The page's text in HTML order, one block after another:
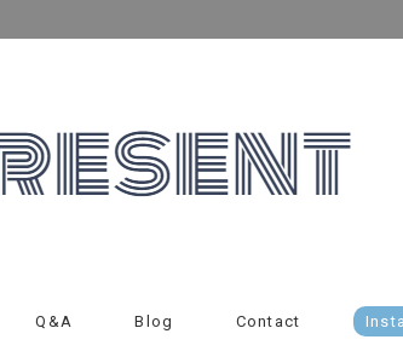
Q&A Blog Contact